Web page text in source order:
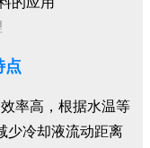
点
率高，根据水温等
少冷却液流动距离